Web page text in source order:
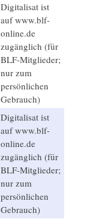
Digitalisat ist
auf www.blf-
online.de
zugänglich (für
BLF-Mitglieder;
nur zum
persönlichen
Gebrauch)
Digitalisat ist
auf www.blf-
online.de
zugänglich (für
BLF-Mitglieder;
nur zum
persönlichen
Gebrauch)